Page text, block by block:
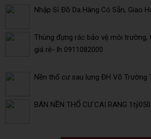
Nhập Sỉ Đồ Da Hàng Có Sẵn, Giao
Thùng đựng rác bảo vệ môi trường,
giá rẻ- lh 0911082000
Nền thổ cư sau lưng ĐH Võ Trường
BÁN NỀN THỔ CƯ CAI RANG